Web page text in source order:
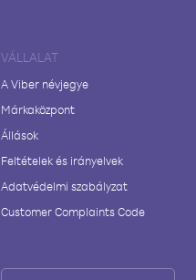
VÁLLALAT
A Viber névjegye
Márkaközpont
Állások
Feltételek és irányelvek
Adatvédelmi szabályzat
Customer Complaints Code